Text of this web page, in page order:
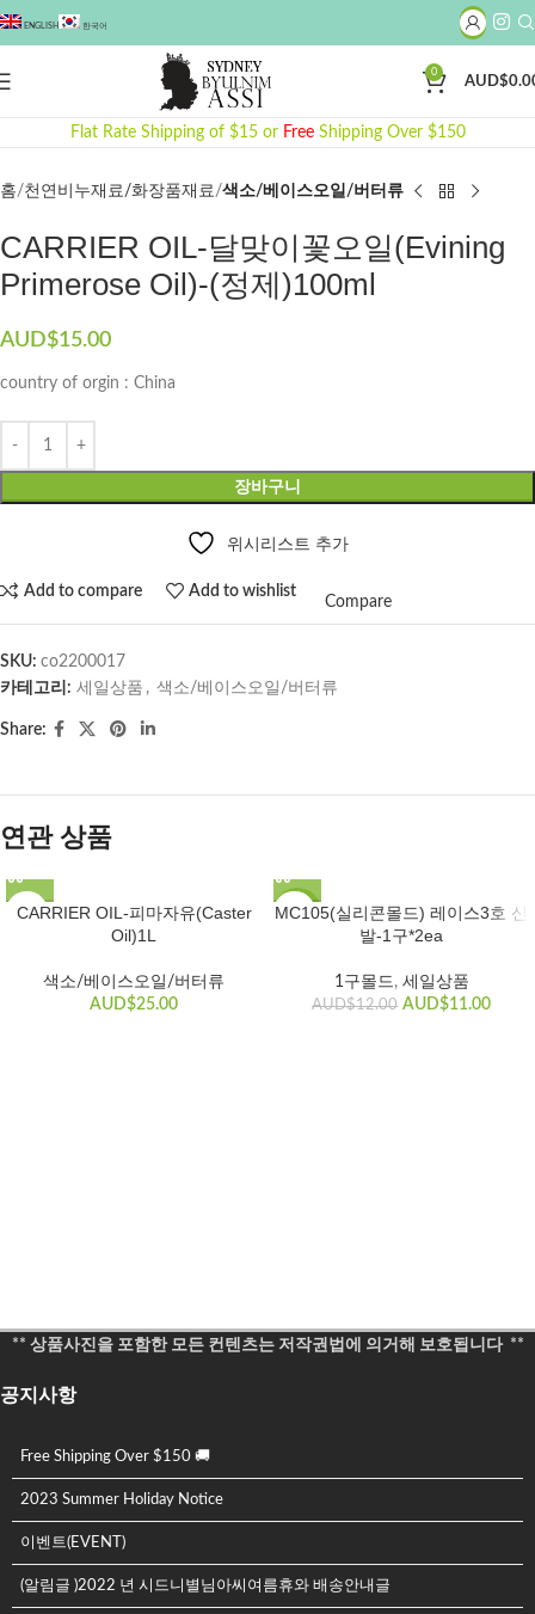
ENGLISH 한국어
0
AUD$
Flat Rate Shipping of $15 or Free Shipping Over $150
Click to enlarge
홈 천연비누재료/화장품재료 색소/베이스오일/버터류
CARRIER OIL-달맞이꽃오일(Evining
Primerose Oil)-(정제)100ml
AUD$15.00
country of orgin : China
장바구니
위시리스트 추가
Add to compare Add to wishlist
Compare
SKU: co2200017
카테고리: 세일상품 , 색소/베이스오일/버터류
Share:
연관 상품
CARRIER OIL-피마자유(Caster
Oil)1L
색소/베이스오일/버터류
AUD$25.00
SALE
MC105(실리콘몰드) 레이스3호 신
발-1구*2ea
1구몰드, 세일상품
AUD$12.00 AUD$11.00
** 상품사진을 포함한 모든 컨텐츠는 저작권법에 의거해 보호됩니다 **
공지사항
Free Shipping Over $150 🚚
2023 Summer Holiday Notice
이벤트(EVENT)
(알림글 )2022 년 시드니별님아씨여름휴와 배송안내글